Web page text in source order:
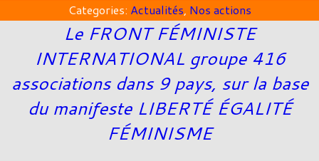
Categories: Actualités, Nos actions
Le FRONT FÉMINISTE
INTERNATIONAL groupe 416
associations dans 9 pays, sur la base
du manifeste LIBERTÉ ÉGALITÉ
FÉMINISME